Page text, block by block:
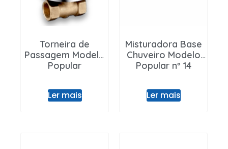
Torneira de
Passagem Modelo
Popular
Ler mais
Misturadora Base
Chuveiro Modelo
Popular nº 14
Ler mais